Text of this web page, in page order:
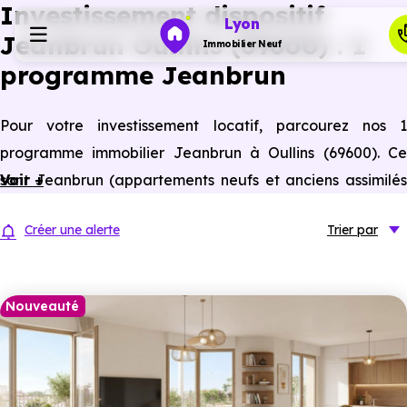
Lyon
Immobilier Neuf
Investir
Ressources
Financer
Investissement dispositif
Jeanbrun Oullins (69600) : 1
programme Jeanbrun
Pour votre investissement locatif, parcourez nos 1
programme immobilier Jeanbrun à Oullins (69600). Ce
sont Jeanbrun (appartements neufs et anciens assimilés
Voir +
Créer une alerte Trier par
Nouveauté